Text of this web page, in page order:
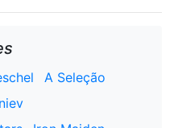
A Seleção